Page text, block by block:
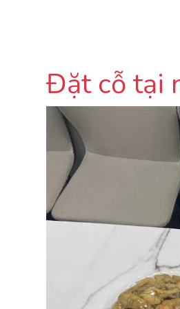
Đặt cỗ tại